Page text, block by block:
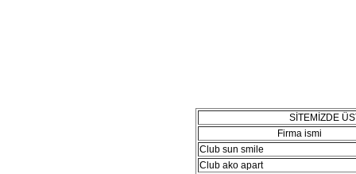
SİTEMİZDE
Firma ismi
Club sun smile
Club ako apart